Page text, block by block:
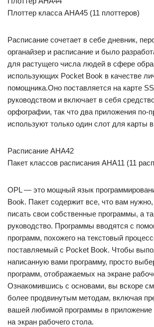
Плоттер класса AHA45 (11 плоттеров)
Расписание сочетает в себе дневник,
органайзер и расписание и было
для растущего числа людей в сфере
использующих Pocket Book в качестве
помощника.Оно поставляется на карте
руководством и включает в себя
орфографии, так что два приложения по-
используют только один слот для карты
Расписание AHA42
Пакет классов расписания AHA11 (11
OPL — это мощный язык
Book. Пакет содержит все, что вам
писать свои собственные программы, а
руководство. Программы вводятся с
программ, похожего на текстовый
поставляемый с Pocket Book. Чтобы
написанную вами программу, просто
программ, отображаемых на экране
Ознакомившись с основами, вы вскоре
более продвинутым методам, включая
вашей любимой программы в приложение
на экран рабочего стола.